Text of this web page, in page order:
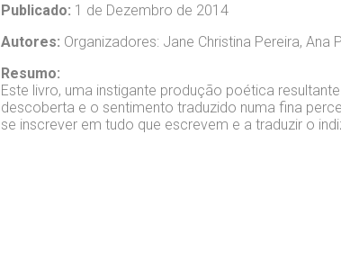
Publicado: 1 de Dezembro de 2014
Autores: Organizadores: Jane Christina Pereira, Ana
Resumo:
Este livro, uma instigante produção poética
descoberta e o sentimento traduzido numa fina
se inscrever em tudo que escrevem e a traduzir o